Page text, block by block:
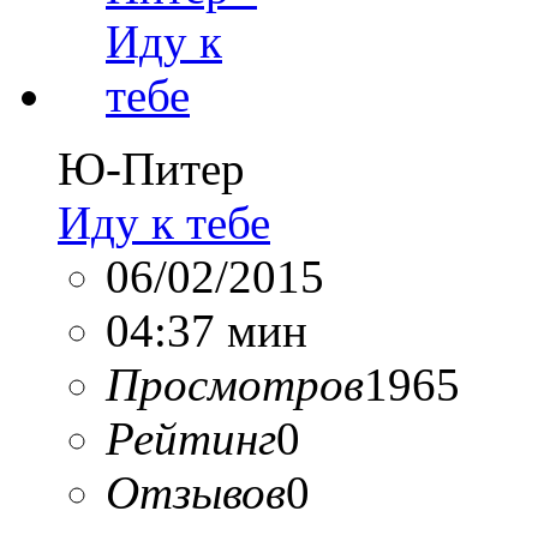
Ю-Питер
Иду к тебе
06/02/2015
04:37 мин
Просмотров1965
Рейтинг0
Отзывов0